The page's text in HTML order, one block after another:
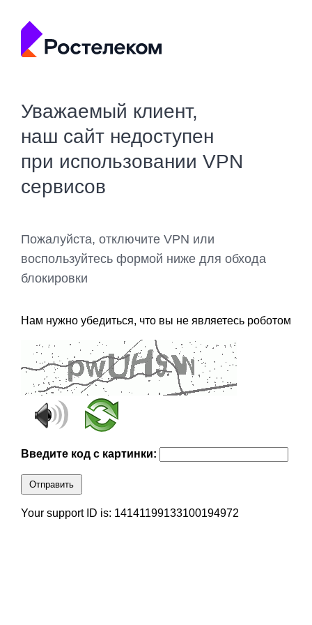
Уважаемый клиент,
наш сайт недоступен
при использовании VPN
сервисов
Пожалуйста, отключите VPN или
воспользуйтесь формой ниже для обхода
блокировки
Нам нужно убедиться, что вы не являетесь роботом
Введите код с картинки:
Отправить
Your support ID is: 14141199133100194972